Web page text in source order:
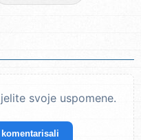
svoje uspomene.